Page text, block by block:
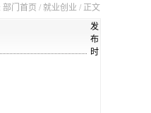
部门首页 / 就业创业 / 正文
发
布
时